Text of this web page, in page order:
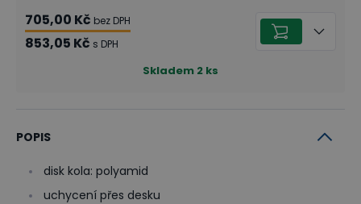
705,00 Kč bez DPH
853,05 Kč s DPH
Skladem 2 ks
POPIS
disk kola: polyamid
uchycení přes desku